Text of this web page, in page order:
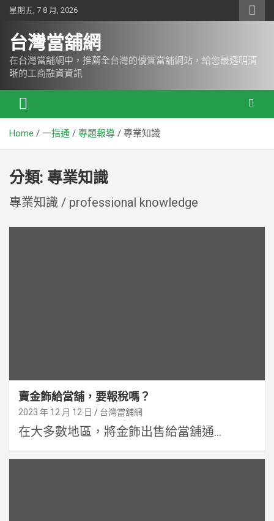
Skip
content
星期五, 7 8 月, 2026
台灣當舖網
在台灣當舖網中，推薦全台灣的優質當舖網站，給您最透明清
晰的工商融資資訊
Home 一指通 專題報導 專業知識
分類: 專業知識
專業知識 / professional knowledge
賣金飾給當舖，要報稅嗎？
2023 年 12 月 12 日 台灣當舖網
在大多數地區，將金飾出售給當舖通...